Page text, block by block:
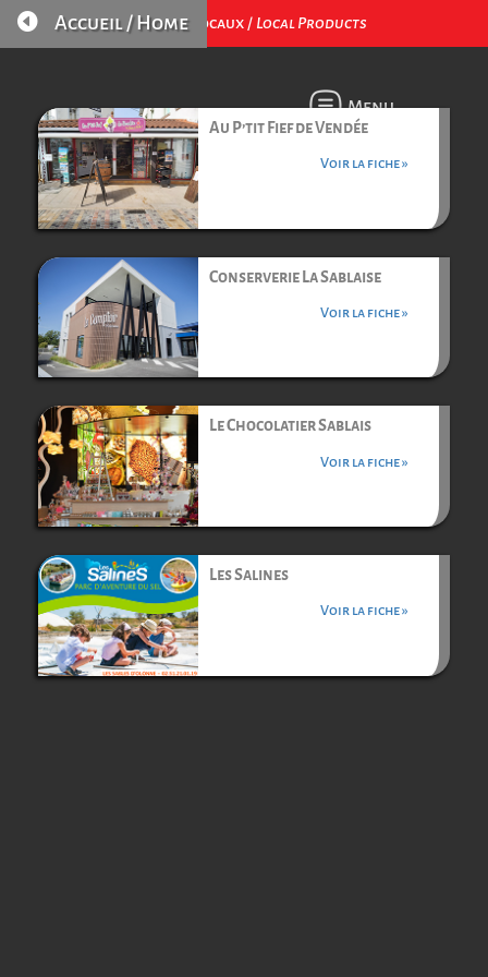
Produits Locaux / Local Products
 Accueil / Home
Menu
Au P’tit Fief de Vendée
Voir la fiche »
Conserverie La Sablaise
Voir la fiche »
Le Chocolatier Sablais
Voir la fiche »
Les Salines
Voir la fiche »